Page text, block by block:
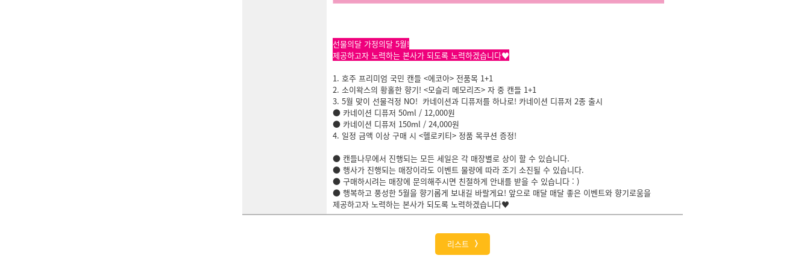
선물의달 가정의달 5월!
제공하고자 노력하는 본사가 되도록 노력하겠습니다♥
1. 호주 프리미엄 국민 캔들 <에코아> 전품목 1+1
2. 소이왁스의 황홀한 향기! <모슬리 메모리즈> 자 중 캔들 1+1
3. 5월 맞이 선물걱정 NO! 카네이션과 디퓨저를 하나로! 카네이션 디퓨저 2종 출시
● 카네이션 디퓨저 50ml / 12,000원
● 카네이션 디퓨저 150ml / 24,000원
4. 일정 금액 이상 구매 시 <헬로키티> 정품 목쿠션 증정!
● 캔들나무에서 진행되는 모든 세일은 각 매장별로 상이 할 수 있습니다.
● 행사가 진행되는 매장이라도 이벤트 물량에 따라 조기 소진될 수 있습니다.
● 구매하시려는 매장에 문의해주시면 친절하게 안내를 받을 수 있습니다 : )
● 행복하고 풍성한 5월을 향기롭게 보내길 바랄게요! 앞으로 매달 매달 좋은 이벤트와 향기로움을
제공하고자 노력하는 본사가 되도록 노력하겠습니다♥​
리스트